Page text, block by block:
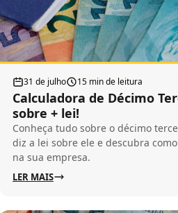
31 de julho 15 min de leitura
Calculadora de Décimo
sobre + lei!
Conheça tudo sobre o décimo
diz a lei sobre ele e descubra
na sua empresa.
LER MAIS